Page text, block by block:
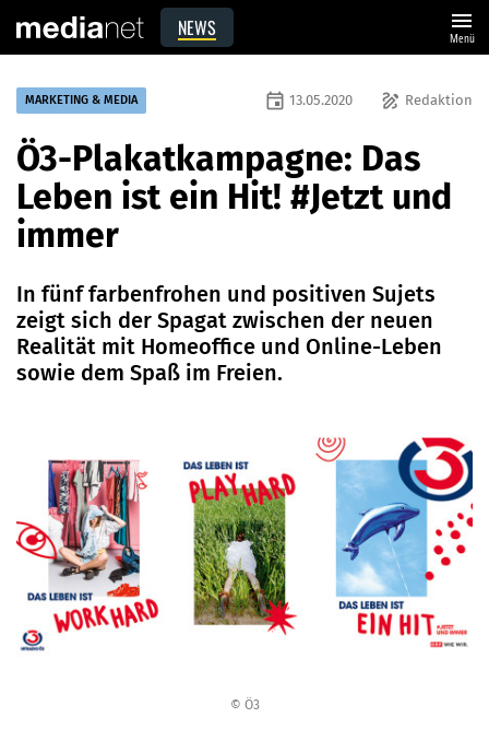
NEWS menu
Menü
© Ö3
MARKETING & MEDIA draw Redaktion
event 13.05.2020
Ö3-Plakatkampagne: Das
Leben ist ein Hit! #Jetzt und
immer
In fünf farbenfrohen und positiven Sujets
zeigt sich der Spagat zwischen der neuen
Realität mit Homeoffice und Online-Leben
sowie dem Spaß im Freien.